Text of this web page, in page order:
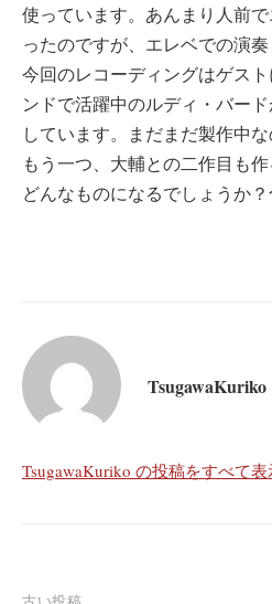
使っています。あんまり人前
ったのですが、エレベでの演
今回のレコーディングはゲス
ンドで活躍中のルディ・バー
しています。まだまだ製作中な
もう一つ、大輔との二作目も
どんなものになるでしょうか？
TsugawaKuriko
TsugawaKuriko の投稿をすべて表